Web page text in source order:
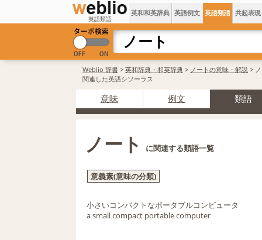
英語類語
英和和英辞典 英語例文 英語類語 共起表現
Weblio 辞書 > 英和辞典・和英辞典 > ノートの意味・解説 >
関連した英語シソーラス
意味 例文 類語
ノート に関連する類語一覧
意義素(意味の分類)
小さいコンパクトなポータブルコンピュータ
a small compact portable computer